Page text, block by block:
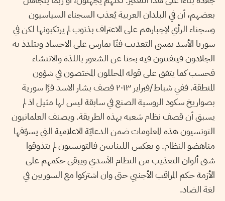
بعضهم، أن في البلدان العربية يُعذب السجناء السياسيون
وسجناء الرأي لإجبارهم على الاعتراف بذنوب لم يرتكبونها لكن في
سوريا الأسد يمسي التعذيب فنّا يمارس على الاجساد ويتلذذ به
الجلادون فيتفننون فيه بحثا عن الشعور باللذة والانتشاء
فحسب كما يتفق على قوله المحللون المختصون في شؤون
المنطقة. ففي شباط/فبراير ٢٠١٣ قصف بشار الاسد قرًا سورية
بصواريخ سكود الروسية الصنع في سابقة ليس لها مثيل اذ لم
يسبق أن قصف نظام شعبه بهذه الطريقة. ويصنف العلمانيون
التونسيون هذه المعلومات ضمن الدعايّة الاعلامية التي يسوّقها
مناهضو النظام. و بعكس اللبنانيين فالتونسيون لم يتذوقوا
شتى ألوان التعذيب من النظام الأسدي ويبقى حكمهم على
الأزمة حكم المراقب الأجنبي حتى وان اشتركوا مع السوريين في
لغة الضاد.